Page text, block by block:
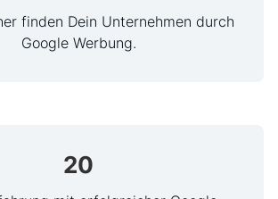
finden Dein Unternehmen durch
Google Werbung.
20